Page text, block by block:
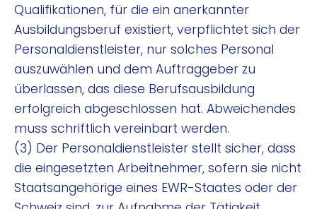
Qualifikationen, für die ein anerkannter
Ausbildungsberuf existiert, verpflichtet sich der
Personaldienstleister, nur solches Personal
auszuwählen und dem Auftraggeber zu
überlassen, das diese Berufsausbildung
erfolgreich abgeschlossen hat. Abweichendes
muss schriftlich vereinbart werden.
(3) Der Personaldienstleister stellt sicher, dass
die eingesetzten Arbeitnehmer, sofern sie nicht
Staatsangehörige eines EWR-Staates oder der